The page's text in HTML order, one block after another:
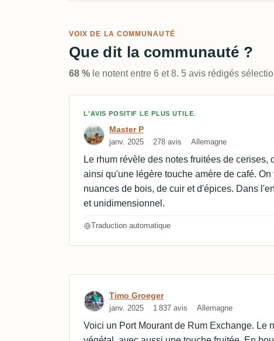
VOIX DE LA COMMUNAUTÉ
Que dit la communauté ?
68 % le notent entre 6 et 8. 5 avis rédigés
Avis de Master P
L'AVIS POSITIF LE PLUS UTILE
Master P
janv. 2025 278 avis Allemagne
Le rhum révèle des notes fruitées de cerises,
ainsi qu'une légère touche amère de café.
nuances de bois, de cuir et d'épices. Dans
et unidimensionnel.
Traduction automatique
Avis de Timo Groeger
Timo Groeger
janv. 2025 1 837 avis Allemagne
Voici un Port Mourant de Rum Exchange. Le